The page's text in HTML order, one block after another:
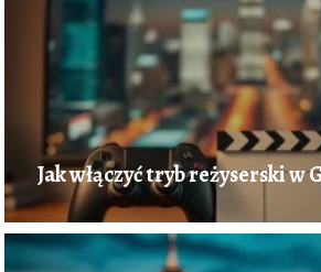
Jak włączyć tryb reżyserski w